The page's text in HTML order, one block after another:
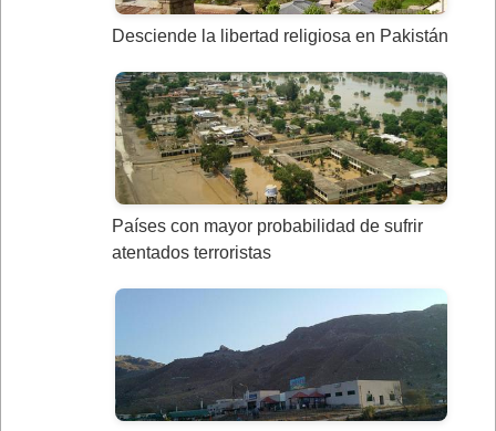
Desciende la libertad religiosa en Pakistán
Países con mayor probabilidad de sufrir
atentados terroristas